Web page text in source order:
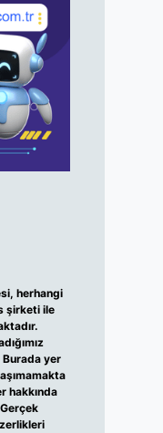
herhangi
şirketi ile
Burada yer
hakkında